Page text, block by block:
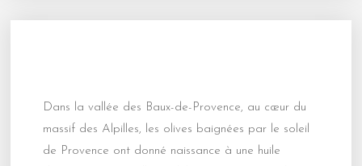
Dans la vallée des Baux-de-Provence, au cœur du
massif des Alpilles, les olives baignées par le soleil
de Provence ont donné naissance à une huile